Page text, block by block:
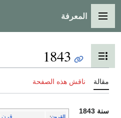
القائمة الرئيسية
المعرفة
تبديل عرض جدول المحتويات
1843
مقالة ناقش هذه الصفحة
القرون:
سنة 1843